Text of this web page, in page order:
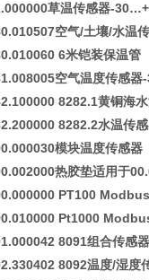
草温传感器-
空气/土壤/水温
6米铠装保温管
空气温度传感器
8282.1黄铜海
8282.2水温传
模块温度传感器
热胶垫适用于
PT100
Pt1000
8091组合传感
8092温度/湿度